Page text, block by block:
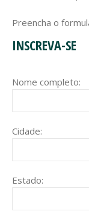
Preencha o
INSCREVA-SE
Nome completo:
Cidade:
Estado: